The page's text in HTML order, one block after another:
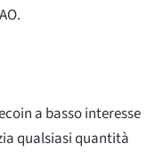
a basso interesse
qualsiasi quantità